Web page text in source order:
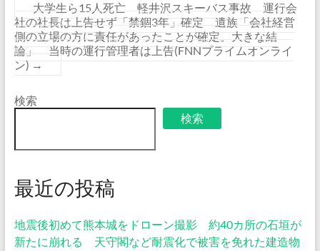
大学生ら15人死亡 軽井沢スキーバス事故 運行会
社の社長は上告せず「禁錮3年」確定 遺族「会社経営
側の立場の方に責任があったことが確定。大きな結
論」 当時の運行管理者は上告(FNNプライムオンライ
ン) →
検索
検索
最近の投稿
地震後初めて熊本城をドローン撮影 約40カ所の石垣が
新たに崩れる 天守閣など耐震化で被害を免れた建造物